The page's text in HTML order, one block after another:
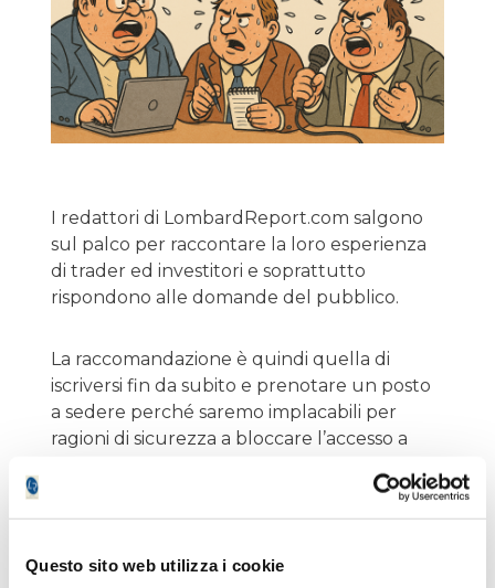
Questo sito web utilizza i cookie
I redattori di LombardReport.com salgono
sul palco per raccontare la loro esperienza
di trader ed investitori e soprattutto
rispondono alle domande del pubblico.
La raccomandazione è quindi quella di
iscriversi fin da subito e prenotare un posto
a sedere perché saremo implacabili per
ragioni di sicurezza a bloccare l’accesso a